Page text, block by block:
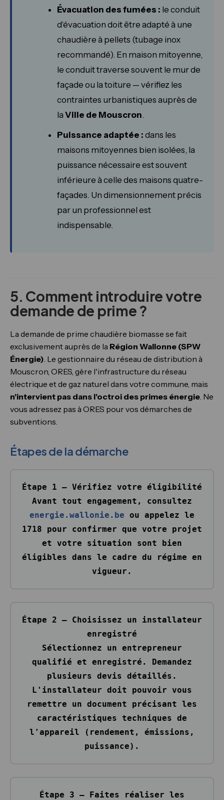
Évacuation des fumées : le conduit
d'évacuation doit être adapté à une
chaudière à pellets (tubage inox
recommandé). En maison mitoyenne,
le conduit traverse souvent le mur de
façade ou la toiture — vérifiez les
contraintes urbanistiques auprès de
la Ville de Mouscron.
Puissance adaptée : dans les
maisons mitoyennes bien isolées, la
puissance nécessaire est souvent
inférieure à celle des maisons quatre-
façades. Un dimensionnement précis
par un professionnel est
indispensable.
5. Comment introduire votre
demande de prime ?
La demande de prime chaudière biomasse se fait
exclusivement auprès de la Région Wallonne (SPW
Énergie) . Le gestionnaire du réseau de distribution à
Mouscron, ORES, gère l'infrastructure du réseau
électrique et de gaz naturel dans votre commune, mais
n'intervient pas dans l'octroi des primes énergie . Ne
vous adressez pas à ORES pour vos démarches de
subventions.
Étapes de la démarche
Étape 1 — Vérifiez votre éligibilité
Avant tout engagement, consultez
energie.wallonie.be ou appelez le
1718 pour confirmer que votre projet
et votre situation sont bien
éligibles dans le cadre du régime en
vigueur.
Étape 2 — Choisissez un installateur
enregistré
Sélectionnez un entrepreneur
qualifié et enregistré. Demandez
plusieurs devis détaillés.
L'installateur doit pouvoir vous
remettre un document précisant les
caractéristiques techniques de
l'appareil (rendement, émissions,
puissance).
Étape 3 — Faites réaliser les